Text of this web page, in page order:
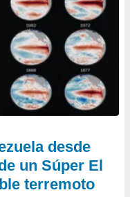
desde
un Súper El
terremoto